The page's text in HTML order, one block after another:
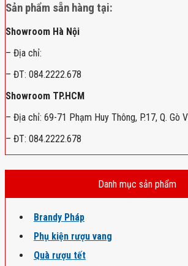
Sản phẩm sẵn hàng tại:
Showroom Hà Nội
– Địa chỉ:
– ĐT: 084.2222.678
Showroom TP.HCM
– Địa chỉ: 69-71 Phạm Huy Thông, P.17, Q. Gò
– ĐT: 084.2222.678
Danh mục sản phẩm
Brandy Pháp
Phụ kiện rượu vang
Quà rượu tết